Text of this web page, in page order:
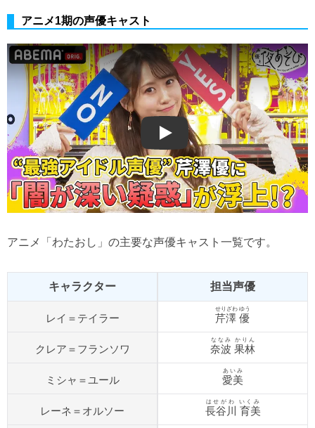
アニメ1期の声優キャスト
アニメ「わたおし」の主要な声優キャスト一覧です。
キャラクター 担当声優
レイ＝テイラー 芹澤 優
せりざわ ゆう
クレア＝フランソワ 奈波 果林
ななみ かりん
ミシャ＝ユール 愛美
あいみ
レーネ＝オルソー 長谷川 育美
はせがわ いくみ